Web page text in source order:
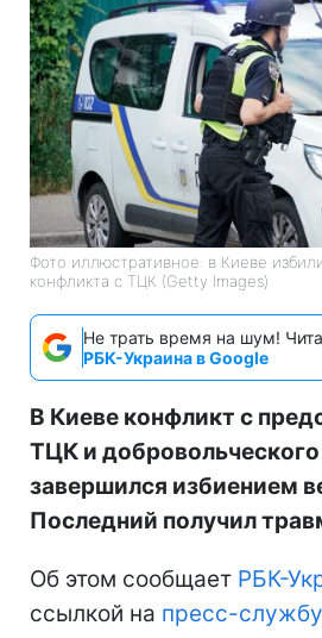
Фото иллюстративное: в Киеве
конфликта с ТЦК (Getty Images)
Не трать время на шум!
РБК-Украина в Google
В Киеве конфликт с
ТЦК и
завершился избиением
Последний получил
Об этом сообщает РБК-
ссылкой на пресс-службу